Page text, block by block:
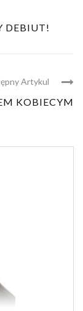
DEBIUT!
Artykul
KOBIECYM